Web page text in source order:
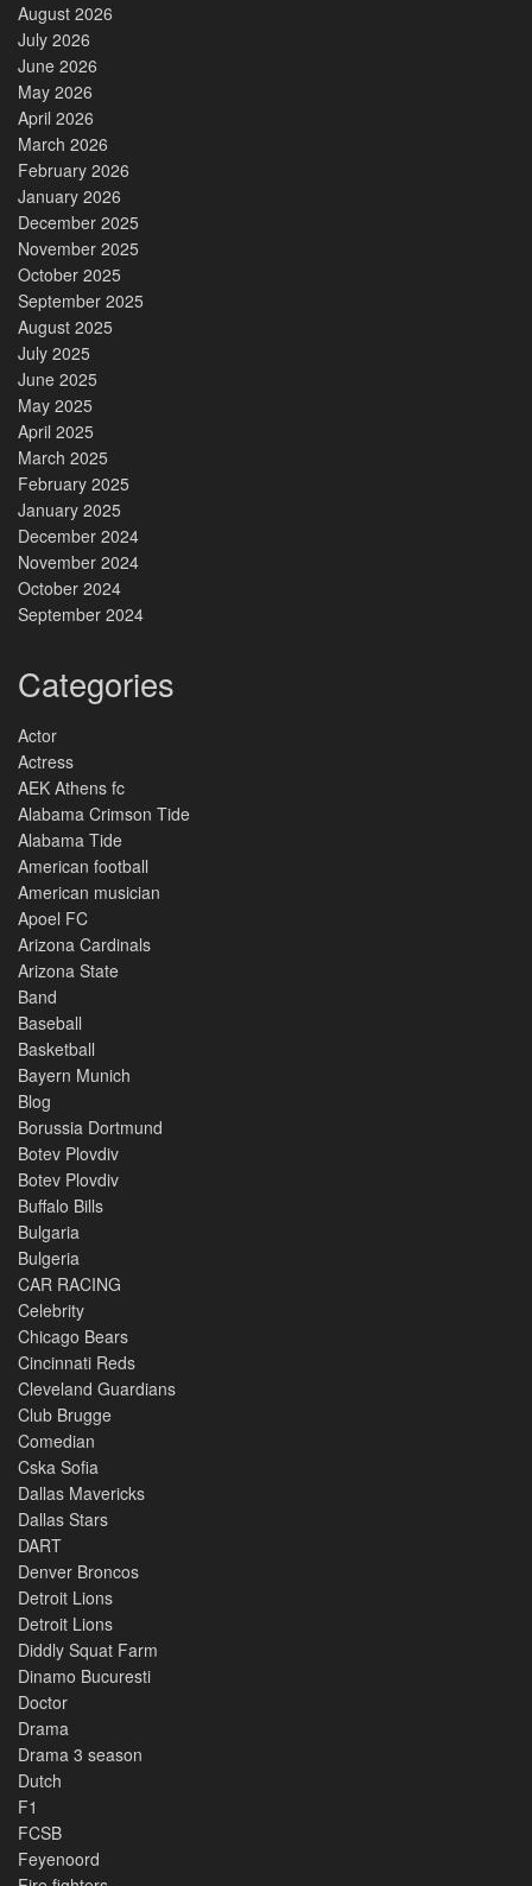
August 2026
July 2026
June 2026
May 2026
April 2026
March 2026
February 2026
January 2026
December 2025
November 2025
October 2025
September 2025
August 2025
July 2025
June 2025
May 2025
April 2025
March 2025
February 2025
January 2025
December 2024
November 2024
October 2024
September 2024
Categories
Actor
Actress
AEK Athens fc
Alabama Crimson Tide
Alabama Tide
American football
American musician
Apoel FC
Arizona Cardinals
Arizona State
Band
Baseball
Basketball
Bayern Munich
Blog
Borussia Dortmund
Botev Plovdiv
Botev Plovdiv
Buffalo Bills
Bulgaria
Bulgeria
CAR RACING
Celebrity
Chicago Bears
Cincinnati Reds
Cleveland Guardians
Club Brugge
Comedian
Cska Sofia
Dallas Mavericks
Dallas Stars
DART
Denver Broncos
Detroit Lions
Detroit Lions
Diddly Squat Farm
Dinamo Bucuresti
Doctor
Drama
Drama 3 season
Dutch
F1
FCSB
Feyenoord